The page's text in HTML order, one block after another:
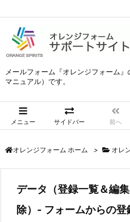
メールフォーム『オレンジフォーム
マニュアル）です。
メニュー サイドバー 前へ
オレンジフォーム ホーム > オレ
データ（登録一覧＆編
除）- フォームからの